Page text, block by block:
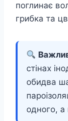
поглинає
грибка та
стінах
обидва
одного, а